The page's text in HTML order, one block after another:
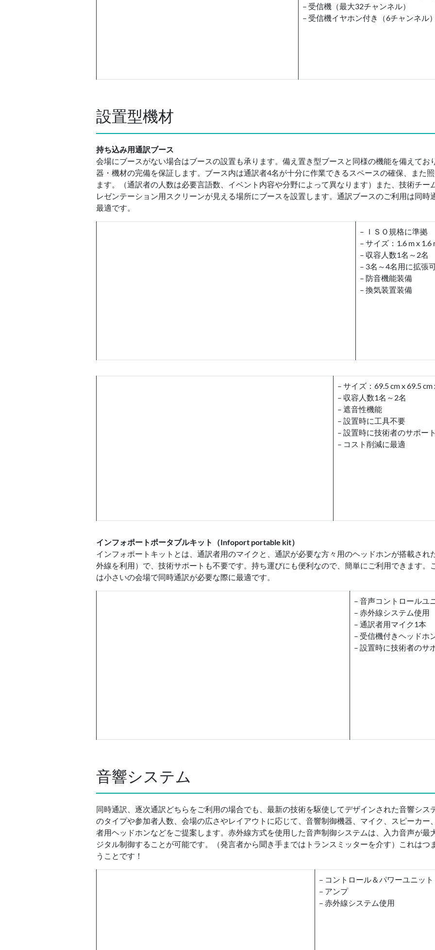
– 受信機（最大32チャンネル）
– 受信機イヤホン付き（6チャンネル）
設置型機材
持ち込み用通訳ブース
会場にブースがない場合はブースの設置も承ります。備え置き型ブースと同様の機能を備えてお
器・機材の完備を保証します。ブース内は通訳者4名が十分に作業できるスペースの確保、また
ます。（通訳者の人数は必要言語数、イベント内容や分野によって異なります）また、技術チー
レゼンテーション用スクリーンが見える場所にブースを設置します。通訳ブースのご利用は同時
最適です。
– ＩＳＯ規格に準拠
– サイズ：1.6 m x 1.6
– 収容人数1名～2名
– 3名～4名用に拡張
– 防音機能装備
– 換気装置装備
– サイズ：69.5 cm x 69.5 cm
– 収容人数1名～2名
– 遮音性機能
– 設置時に工具不要
– 設置時に技術者のサポー
– コスト削減に最適
インフォポートポータブルキット（Infoport portable kit）
インフォポートキットとは、通訳者用のマイクと、通訳が必要な方々用のヘッドホンが搭載され
外線を利用）で、技術サポートも不要です。持ち運びにも便利なので、簡単にご利用できます。
は小さいの会場で同時通訳が必要な際に最適です。
– 音声コントロールユ
– 赤外線システム使用
– 通訳者用マイク1本
– 受信機付きヘッドホ
– 設置時に技術者のサ
音響システム
同時通訳、逐次通訳どちらをご利用の場合でも、最新の技術を駆使してデザインされた音響シス
のタイプや参加者人数、会場の広さやレイアウトに応じて、音響制御機器、マイク、スピーカー
者用ヘッドホンなどをご提案します。赤外線方式を使用した音声制御システムは、入力音声が最
ジタル制御することが可能です。（発言者から聞き手まではトランスミッターを介す）これはつ
うことです！
– コントロール＆パワーユニット
– アンプ
– 赤外線システム使用